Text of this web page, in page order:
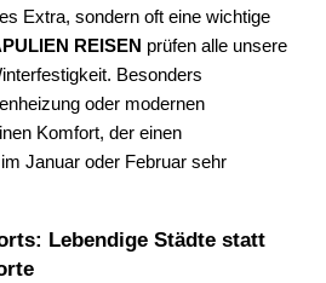
Extra, sondern oft eine wichtige
REISEN prüfen alle unsere
Besonders
oder modernen
Komfort, der einen
Januar oder Februar sehr
Lebendige Städte statt